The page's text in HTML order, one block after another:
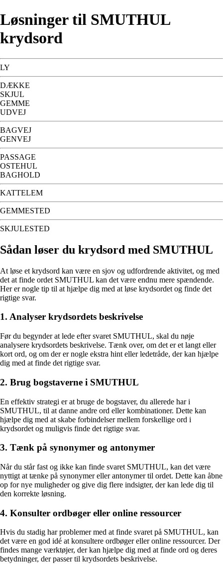
Løsninger til SMUTHUL
krydsord
LY
DÆKKE
SKJUL
GEMME
UDVEJ
BAGVEJ
GENVEJ
PASSAGE
OSTEHUL
BAGHOLD
KATTELEM
GEMMESTED
SKJULESTED
Sådan løser du krydsord med SMUTHUL
At løse et krydsord kan være en sjov og udfordrende aktivitet, og med
det at finde ordet SMUTHUL kan det være endnu mere spændende.
Her er nogle tip til at hjælpe dig med at løse krydsordet og finde det
rigtige svar.
1. Analyser krydsordets beskrivelse
Før du begynder at lede efter svaret SMUTHUL, skal du nøje
analysere krydsordets beskrivelse. Tænk over, om det er et langt eller
kort ord, og om der er nogle ekstra hint eller ledetråde, der kan hjælpe
dig med at finde det rigtige svar.
2. Brug bogstaverne i SMUTHUL
En effektiv strategi er at bruge de bogstaver, du allerede har i
SMUTHUL, til at danne andre ord eller kombinationer. Dette kan
hjælpe dig med at skabe forbindelser mellem forskellige ord i
krydsordet og muligvis finde det rigtige svar.
3. Tænk på synonymer og antonymer
Når du står fast og ikke kan finde svaret SMUTHUL, kan det være
nyttigt at tænke på synonymer eller antonymer til ordet. Dette kan åbne
op for nye muligheder og give dig flere indsigter, der kan lede dig til
den korrekte løsning.
4. Konsulter ordbøger eller online ressourcer
Hvis du stadig har problemer med at finde svaret på SMUTHUL, kan
det være en god idé at konsultere ordbøger eller online ressourcer. Der
findes mange værktøjer, der kan hjælpe dig med at finde ord og deres
betydninger, der passer til krydsordets beskrivelse.